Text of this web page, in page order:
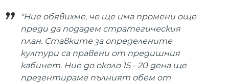
"Ние обявихме, че ще има промени още
преди да подадем стратегическия
план. Ставките за определените
култури са правени от предишния
кабинет. Ние до около 15 - 20 дена ще
презентираме пълният обем от